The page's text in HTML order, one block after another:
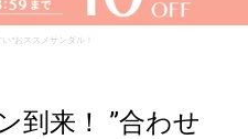
”おススメサンダル！
到来！ ”合わせ